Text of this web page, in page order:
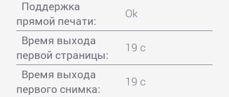
Поддержка
прямой печати:
Ok
Время выхода
первой страницы:
19 с
Время выхода
первого снимка:
19 с